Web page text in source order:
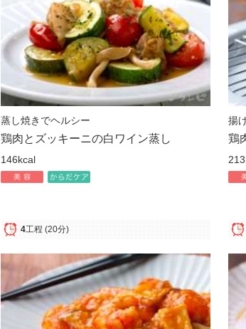
蒸し焼きでヘルシー
鶏肉とズッキーニの白ワイン蒸し
146kcal
4工程 (20分)
揚
鶏